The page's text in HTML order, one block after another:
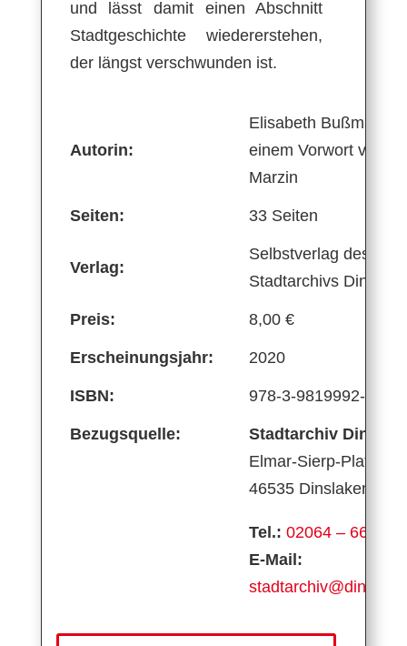
und lässt damit einen Abschnitt
Stadtgeschichte wiedererstehen,
der längst verschwunden ist.
Autorin:
Elisabeth Bußman,
einem Vorwort von
Marzin
Seiten: 33 Seiten
Verlag:
Selbstverlag des
Stadtarchivs
Preis: 8,00 €
Erscheinungsjahr: 2020
ISBN: 978-3-9819992-1-1
Bezugsquelle:
Stadtarchiv
Elmar-Sierp-Platz 1
46535 Dinslaken
Tel.: 02064 – 66729
E-Mail: